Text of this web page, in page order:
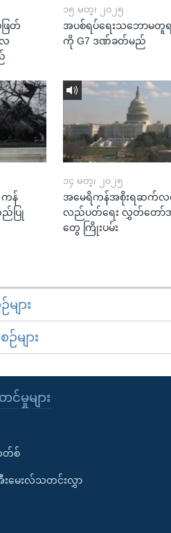
ြတ်
၁၅ မတ္၊ ၂၀၂၅
အပစ်ရပ်ရေးသဘောမတူရ
ကို G7 ဒဏ်ခတ်မည်
ကန်
ပြု
၁၄ မတ္၊ ၂၀၂၅
အမေရိကန်အစိုးရဆက်
လည်ပတ်ရေး လွှတ်တော်
တွေ ကြိုးပမ်း
ျား
များ
င်မှုများ
တ်စ်
းမေးလ်သတင်းလွှာ